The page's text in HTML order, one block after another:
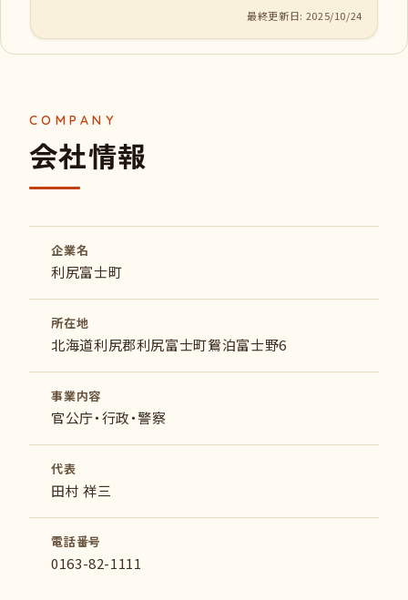
最終更新日: 2025/10/24
会社情報
企業名
利尻富士町
所在地
北海道利尻郡利尻富士町鴛泊富士野6
事業内容
官公庁・行政・警察
代表
田村 祥三
電話番号
0163-82-1111